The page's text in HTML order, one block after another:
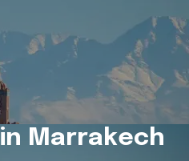
in M arra kec h